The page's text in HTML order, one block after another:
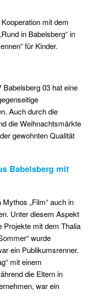
mit dem
in Babelsberg“ in
für Kinder.
03 hat eine
Auch durch die
die Weihnachtsmärkte
gewohnten Qualität
Babelsberg mit
„Film“ auch in
Unter diesem Aspekt
Projekte mit dem Thalia
wurde
ein Publikumsrenner.
mit einem
die Eltern in
war ein